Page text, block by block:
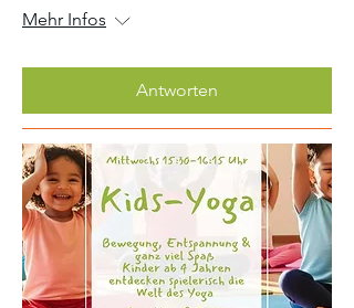
Mehr Infos
Antworten